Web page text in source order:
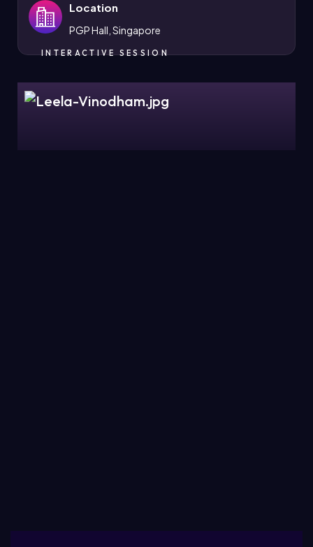
Location
PGP Hall, Singapore
INTERACTIVE SESSION